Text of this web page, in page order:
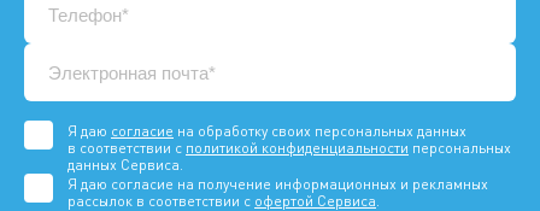
Я даю согласие на обработку своих персональных данных
в соответствии с политикой конфиденциальности персональных
данных Сервиса.
Я даю согласие на получение информационных и рекламных
рассылок в соответствии с офертой Сервиса.